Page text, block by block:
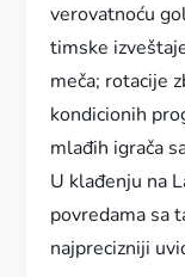
verovatnoću
timske
meča; rotacije
kondicionih
mlađih igrača
U klađenju na
povredama sa
najprecizniji